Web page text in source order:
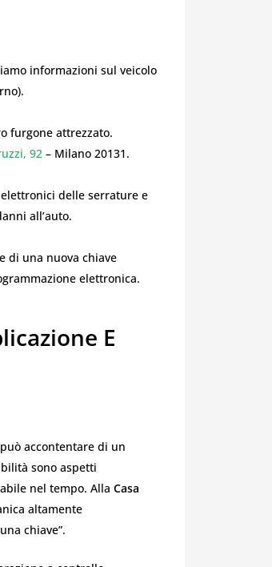
informazioni sul veicolo
furgone attrezzato.
92 – Milano 20131.
delle serrature e
all’auto.
di una nuova chiave
elettronica.
E
accontentare di un
sono aspetti
nel tempo. Alla Casa
altamente
chiave”.